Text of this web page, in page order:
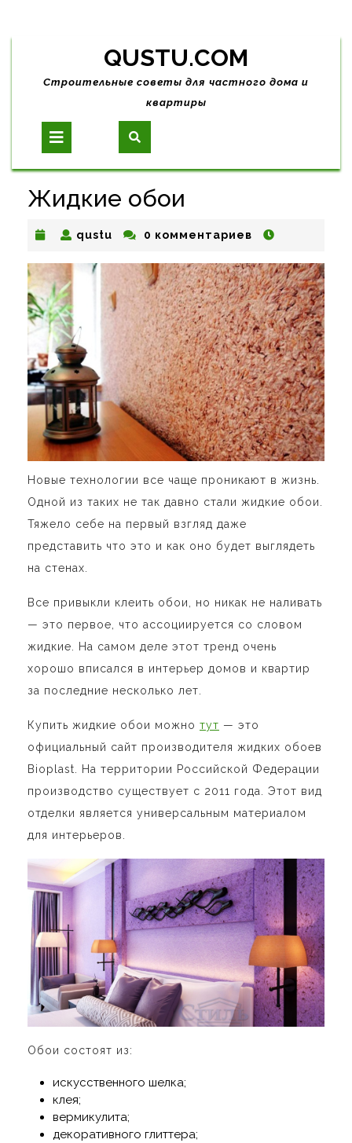
Skip
content
QUSTU.COM
Строительные советы для частного дома и
квартиры
Open
Button
Жидкие обои
qustu qustu0 комментариев
Новые технологии все чаще проникают в жизнь.
Одной из таких не так давно стали жидкие обои.
Тяжело себе на первый взгляд даже
представить что это и как оно будет выглядеть
на стенах.
Все привыкли клеить обои, но никак не наливать
— это первое, что ассоциируется со словом
жидкие. На самом деле этот тренд очень
хорошо вписался в интерьер домов и квартир
за последние несколько лет.
Купить жидкие обои можно тут — это
официальный сайт производителя жидких обоев
Bioplast. На территории Российской Федерации
производство существует с 2011 года. Этот вид
отделки является универсальным материалом
для интерьеров.
Обои состоят из:
искусственного шелка;
клея;
вермикулита;
декоративного глиттера;